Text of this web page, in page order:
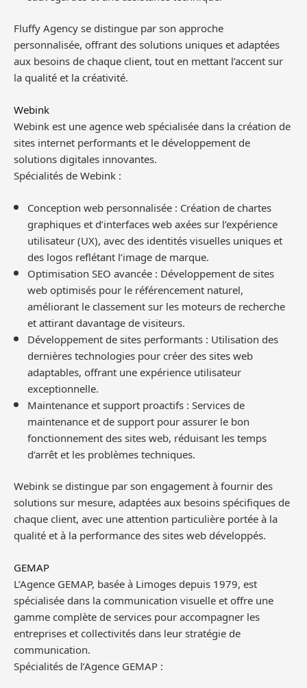
Fluffy Agency se distingue par son approche
personnalisée, offrant des solutions uniques et adaptées
aux besoins de chaque client, tout en mettant l’accent sur
la qualité et la créativité.
Webink
Webink est une agence web spécialisée dans la création de
sites internet performants et le développement de
solutions digitales innovantes.
Spécialités de Webink :
Conception web personnalisée : Création de chartes
graphiques et d’interfaces web axées sur l’expérience
utilisateur (UX), avec des identités visuelles uniques et
des logos reflétant l’image de marque.
Optimisation SEO avancée : Développement de sites
web optimisés pour le référencement naturel,
améliorant le classement sur les moteurs de recherche
et attirant davantage de visiteurs.
Développement de sites performants : Utilisation des
dernières technologies pour créer des sites web
adaptables, offrant une expérience utilisateur
exceptionnelle.
Maintenance et support proactifs : Services de
maintenance et de support pour assurer le bon
fonctionnement des sites web, réduisant les temps
d’arrêt et les problèmes techniques.
Webink se distingue par son engagement à fournir des
solutions sur mesure, adaptées aux besoins spécifiques de
chaque client, avec une attention particulière portée à la
qualité et à la performance des sites web développés.
GEMAP
L’Agence GEMAP, basée à Limoges depuis 1979, est
spécialisée dans la communication visuelle et offre une
gamme complète de services pour accompagner les
entreprises et collectivités dans leur stratégie de
communication.
Spécialités de l’Agence GEMAP :